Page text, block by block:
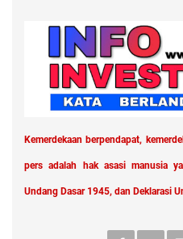
Kemerdekaan berpendapat,
pers adalah hak asasi manusia
Undang Dasar 1945, dan Deklarasi